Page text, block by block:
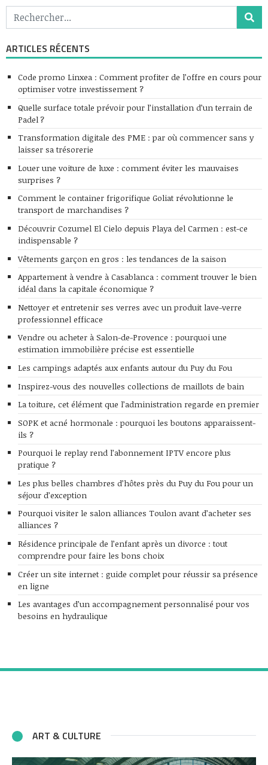
ARTICLES RÉCENTS
Code promo Linxea : Comment profiter de l’offre en cours pour
optimiser votre investissement ?
Quelle surface totale prévoir pour l’installation d’un terrain de
Padel ?
Transformation digitale des PME : par où commencer sans y
laisser sa trésorerie
Louer une voiture de luxe : comment éviter les mauvaises
surprises ?
Comment le container frigorifique Goliat révolutionne le
transport de marchandises ?
Découvrir Cozumel El Cielo depuis Playa del Carmen : est-ce
indispensable ?
Vêtements garçon en gros : les tendances de la saison
Appartement à vendre à Casablanca : comment trouver le bien
idéal dans la capitale économique ?
Nettoyer et entretenir ses verres avec un produit lave-verre
professionnel efficace
Vendre ou acheter à Salon-de-Provence : pourquoi une
estimation immobilière précise est essentielle
Les campings adaptés aux enfants autour du Puy du Fou
Inspirez-vous des nouvelles collections de maillots de bain
La toiture, cet élément que l’administration regarde en premier
SOPK et acné hormonale : pourquoi les boutons apparaissent-
ils ?
Pourquoi le replay rend l’abonnement IPTV encore plus
pratique ?
Les plus belles chambres d’hôtes près du Puy du Fou pour un
séjour d’exception
Pourquoi visiter le salon alliances Toulon avant d’acheter ses
alliances ?
Résidence principale de l’enfant après un divorce : tout
comprendre pour faire les bons choix
Créer un site internet : guide complet pour réussir sa présence
en ligne
Les avantages d’un accompagnement personnalisé pour vos
besoins en hydraulique
ART & CULTURE